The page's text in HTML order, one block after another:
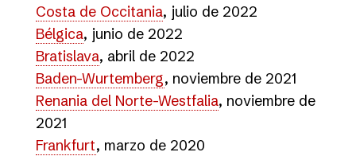
Costa de Occitania, julio de 2022
Bélgica, junio de 2022
Bratislava, abril de 2022
Baden-Wurtemberg, noviembre de 2021
Renania del Norte-Westfalia, noviembre de
2021
Frankfurt, marzo de 2020